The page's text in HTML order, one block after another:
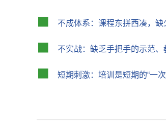
不成体系：课程东拼西凑，
不实战：缺乏手把手的示范、
短期刺激：培训是短期的“一